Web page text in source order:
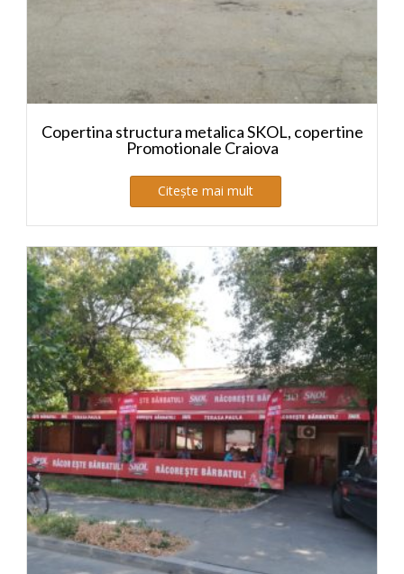
Copertina structura metalica SKOL, copertine
Promotionale Craiova
Citește mai mult